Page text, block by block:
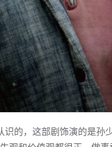
识的，这部剧饰演的是孙